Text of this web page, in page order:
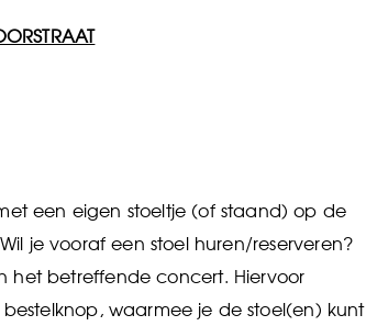
een eigen stoeltje (of staand) op de
je vooraf een stoel huren/reserveren?
betreffende concert. Hiervoor
waarmee je de stoel(en) kunt